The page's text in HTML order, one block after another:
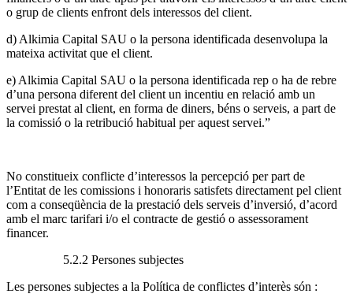
o grup de clients enfront dels interessos del client.
d) Alkimia Capital SAU o la persona identificada desenvolupa la
mateixa activitat que el client.
e) Alkimia Capital SAU o la persona identificada rep o ha de rebre
d’una persona diferent del client un incentiu en relació amb un
servei prestat al client, en forma de diners, béns o serveis, a part de
la comissió o la retribució habitual per aquest servei.”
No constitueix conflicte d’interessos la percepció per part de
l’Entitat de les comissions i honoraris satisfets directament pel client
com a conseqüència de la prestació dels serveis d’inversió, d’acord
amb el marc tarifari i/o el contracte de gestió o assessorament
financer.
5.2.2 Persones subjectes
Les persones subjectes a la Política de conflictes d’interès són :